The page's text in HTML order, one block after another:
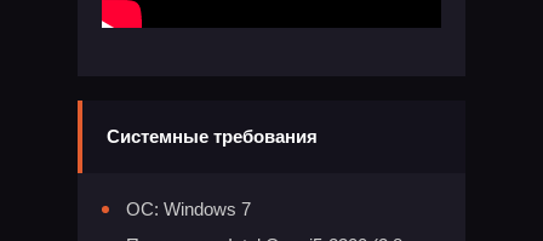
Системные требования
ОС: Windows 7